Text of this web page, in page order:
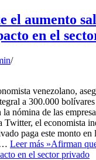
el aumento
en el
venezolano,
a 300.000
nómina de las
el economista
paga este monto en
Leer más »Afirman
en el sector privado